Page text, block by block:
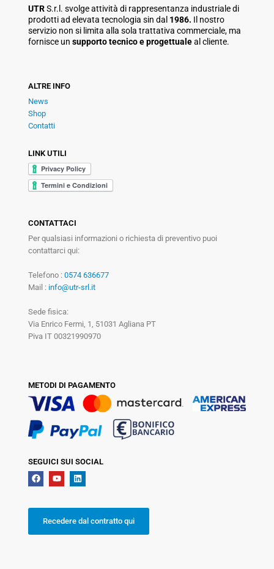
UTRS.r.l. svolge attività di rappresentanza industriale di
prodotti ad elevata tecnologia sin dal 1986. Il nostro
servizio non si limita alla sola trattativa commerciale, ma
fornisce un supporto tecnico e progettualeal cliente.
ALTRE INFO
News
Shop
Contatti
LINK UTILI
CONTATTACI
Per qualsiasi informazioni o richiesta di preventivo puoi
contattarci qui:
Telefono : 0574 636677
Mail : info@utr-srl.it
Sede fisica:
Via Enrico Fermi, 1, 51031 Agliana PT
Piva IT 00321990970
METODI DI PAGAMENTO
SEGUICI SUI SOCIAL
Recedere dal contratto qui